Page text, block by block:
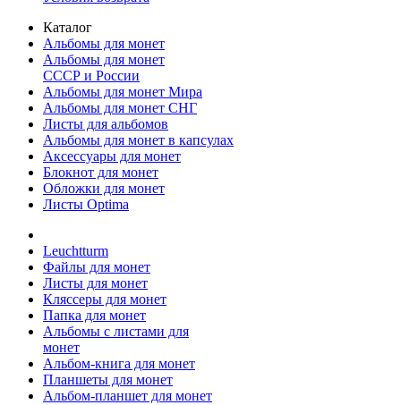
Каталог
Альбомы для монет
Альбомы для монет
СССР и России
Альбомы для монет Мира
Альбомы для монет СНГ
Листы для альбомов
Альбомы для монет в капсулах
Аксессуары для монет
Блокнот для монет
Обложки для монет
Листы Optima
Leuchtturm
Файлы для монет
Листы для монет
Кляссеры для монет
Папка для монет
Альбомы с листами для
монет
Альбом-книга для монет
Планшеты для монет
Альбом-планшет для монет